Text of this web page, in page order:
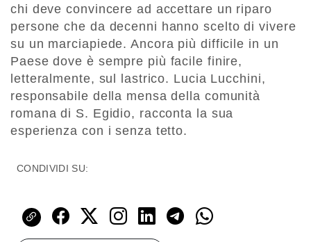
chi deve convincere ad accettare un riparo
persone che da decenni hanno scelto di vivere
su un marciapiede. Ancora più difficile in un
Paese dove è sempre più facile finire,
letteralmente, sul lastrico. Lucia Lucchini,
responsabile della mensa della comunità
romana di S. Egidio, racconta la sua
esperienza con i senza tetto.
CONDIVIDI SU: